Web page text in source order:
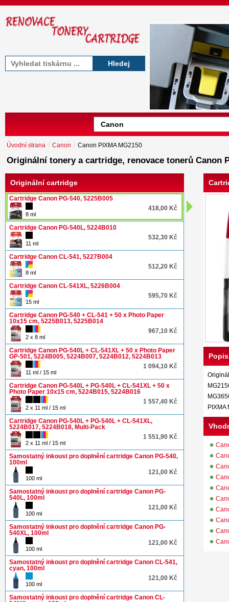
Hledej
Úvodní strana / Canon / Canon PIXMA MG2150
Originální tonery a cartridge, renovace tonerů Canon
Originální cartridge
Cartridge Canon PG-540, 5225B005
418,00 Kč
8 ml
Cartridge Canon PG-540L, 5224B010
532,30 Kč
11 ml
Cartridge Canon CL-541, 5227B004
512,20 Kč
8 ml
Cartridge Canon CL-541XL, 5226B004
595,70 Kč
15 ml
Cartridge Canon PG-540 + CL-541 + 50 x Photo Paper
10x15 cm, 5225B013, 5225B014
967,10 Kč
2 x 8 ml
Cartridge Canon PG-540L + CL-541XL + 50 x Photo Paper
GP-501, 5224B005, 5224B007, 5224B012, 5224B013
1 094,10 Kč
11 ml / 15 ml
Cartridge Canon PG-540L + PG-540L + CL-541XL + 50 x
Photo Paper 10x15 cm, 5224B015, 5224B016
1 557,40 Kč
2 x 11 ml / 15 ml
Cartridge Canon PG-540L + PG-540L + CL-541XL,
5224B017, 5224B018, Multi-Pack
1 551,90 Kč
2 x 11 ml / 15 ml
Samostatný inkoust pro doplnění cartridge Canon PG-540,
100ml
121,00 Kč
100 ml
Samostatný inkoust pro doplnění cartridge Canon PG-
540L, 100ml
121,00 Kč
100 ml
Samostatný inkoust pro doplnění cartridge Canon PG-
540XL, 100ml
121,00 Kč
100 ml
Samostatný inkoust pro doplnění cartridge Canon CL-541,
cyan, 100ml
121,00 Kč
100 ml
Samostatný inkoust pro doplnění cartridge Canon CL-
PIXMA